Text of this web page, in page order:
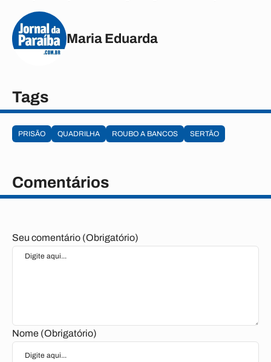
Maria Eduarda
Tags
PRISÃO QUADRILHA ROUBO A BANCOS SERTÃO
Comentários
Seu comentário (Obrigatório)
Nome (Obrigatório)